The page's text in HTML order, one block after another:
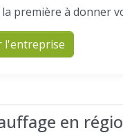
première à donner
l'entreprise
en